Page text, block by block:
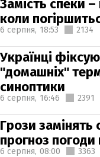
Замість спеки –
коли
6 серпня, 18:53 2134
Українці
"домашніх"
синоптики
6 серпня, 16:46 2391
Грози замінять
прогноз погоди
6 серпня, 08:00 3363